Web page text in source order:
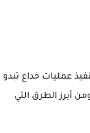
عمليات خداع تبدو
أبرز الطرق التي